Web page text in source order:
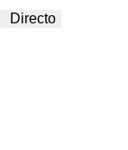
Directo